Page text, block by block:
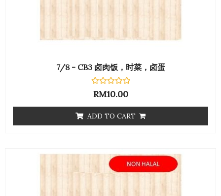
7/8 - CB3 卤肉饭，时菜，卤蛋
Rated
0
5
RM10.00
ADD TO CART